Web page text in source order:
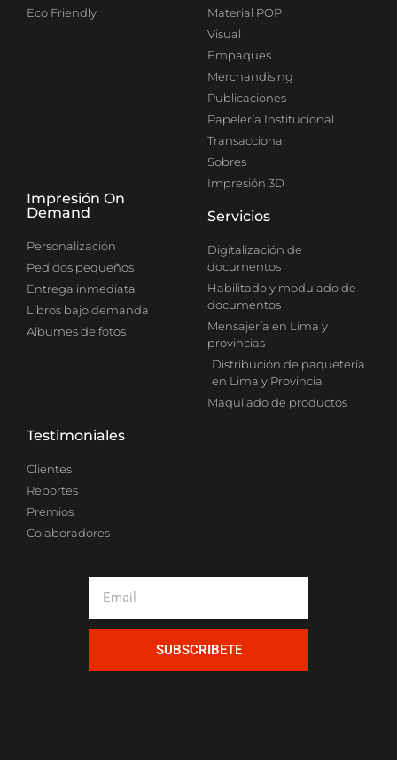
Eco Friendly
Material POP
Visual
Empaques
Merchandising
Publicaciones
Papelería Institucional
Transaccional
Sobres
Impresión 3D
Impresión On
Demand
Personalización
Pedidos pequeños
Entrega inmediata
Libros bajo demanda
Albumes de fotos
Servicios
Digitalización de
documentos
Habilitado y modulado de
documentos
Mensajería en Lima y
provincias
Distribución de paquetería
en Lima y Provincia
Maquilado de productos
Testimoniales
Clientes
Reportes
Premios
Colaboradores
SUBSCRIBETE